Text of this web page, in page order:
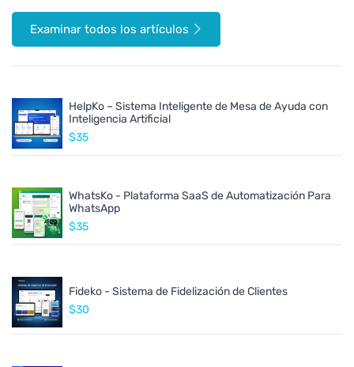
Examinar todos los artículos
HelpKo – Sistema Inteligente de Mesa de Ayuda con
Inteligencia Artificial
$35
WhatsKo - Plataforma SaaS de Automatización Para
WhatsApp
$35
Fideko - Sistema de Fidelización de Clientes
$30